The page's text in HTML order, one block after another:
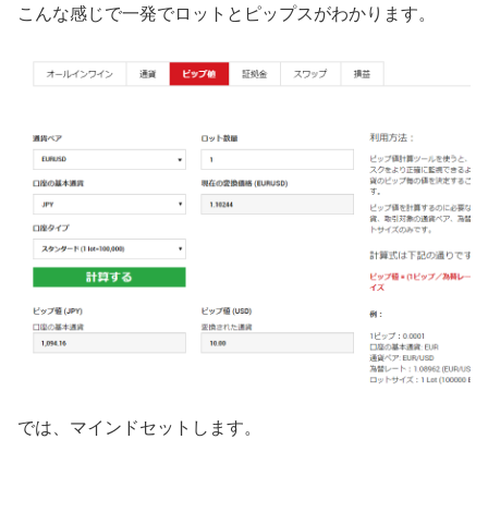
こんな感じで一発でロットとピップスがわかります。
では、マインドセットします。